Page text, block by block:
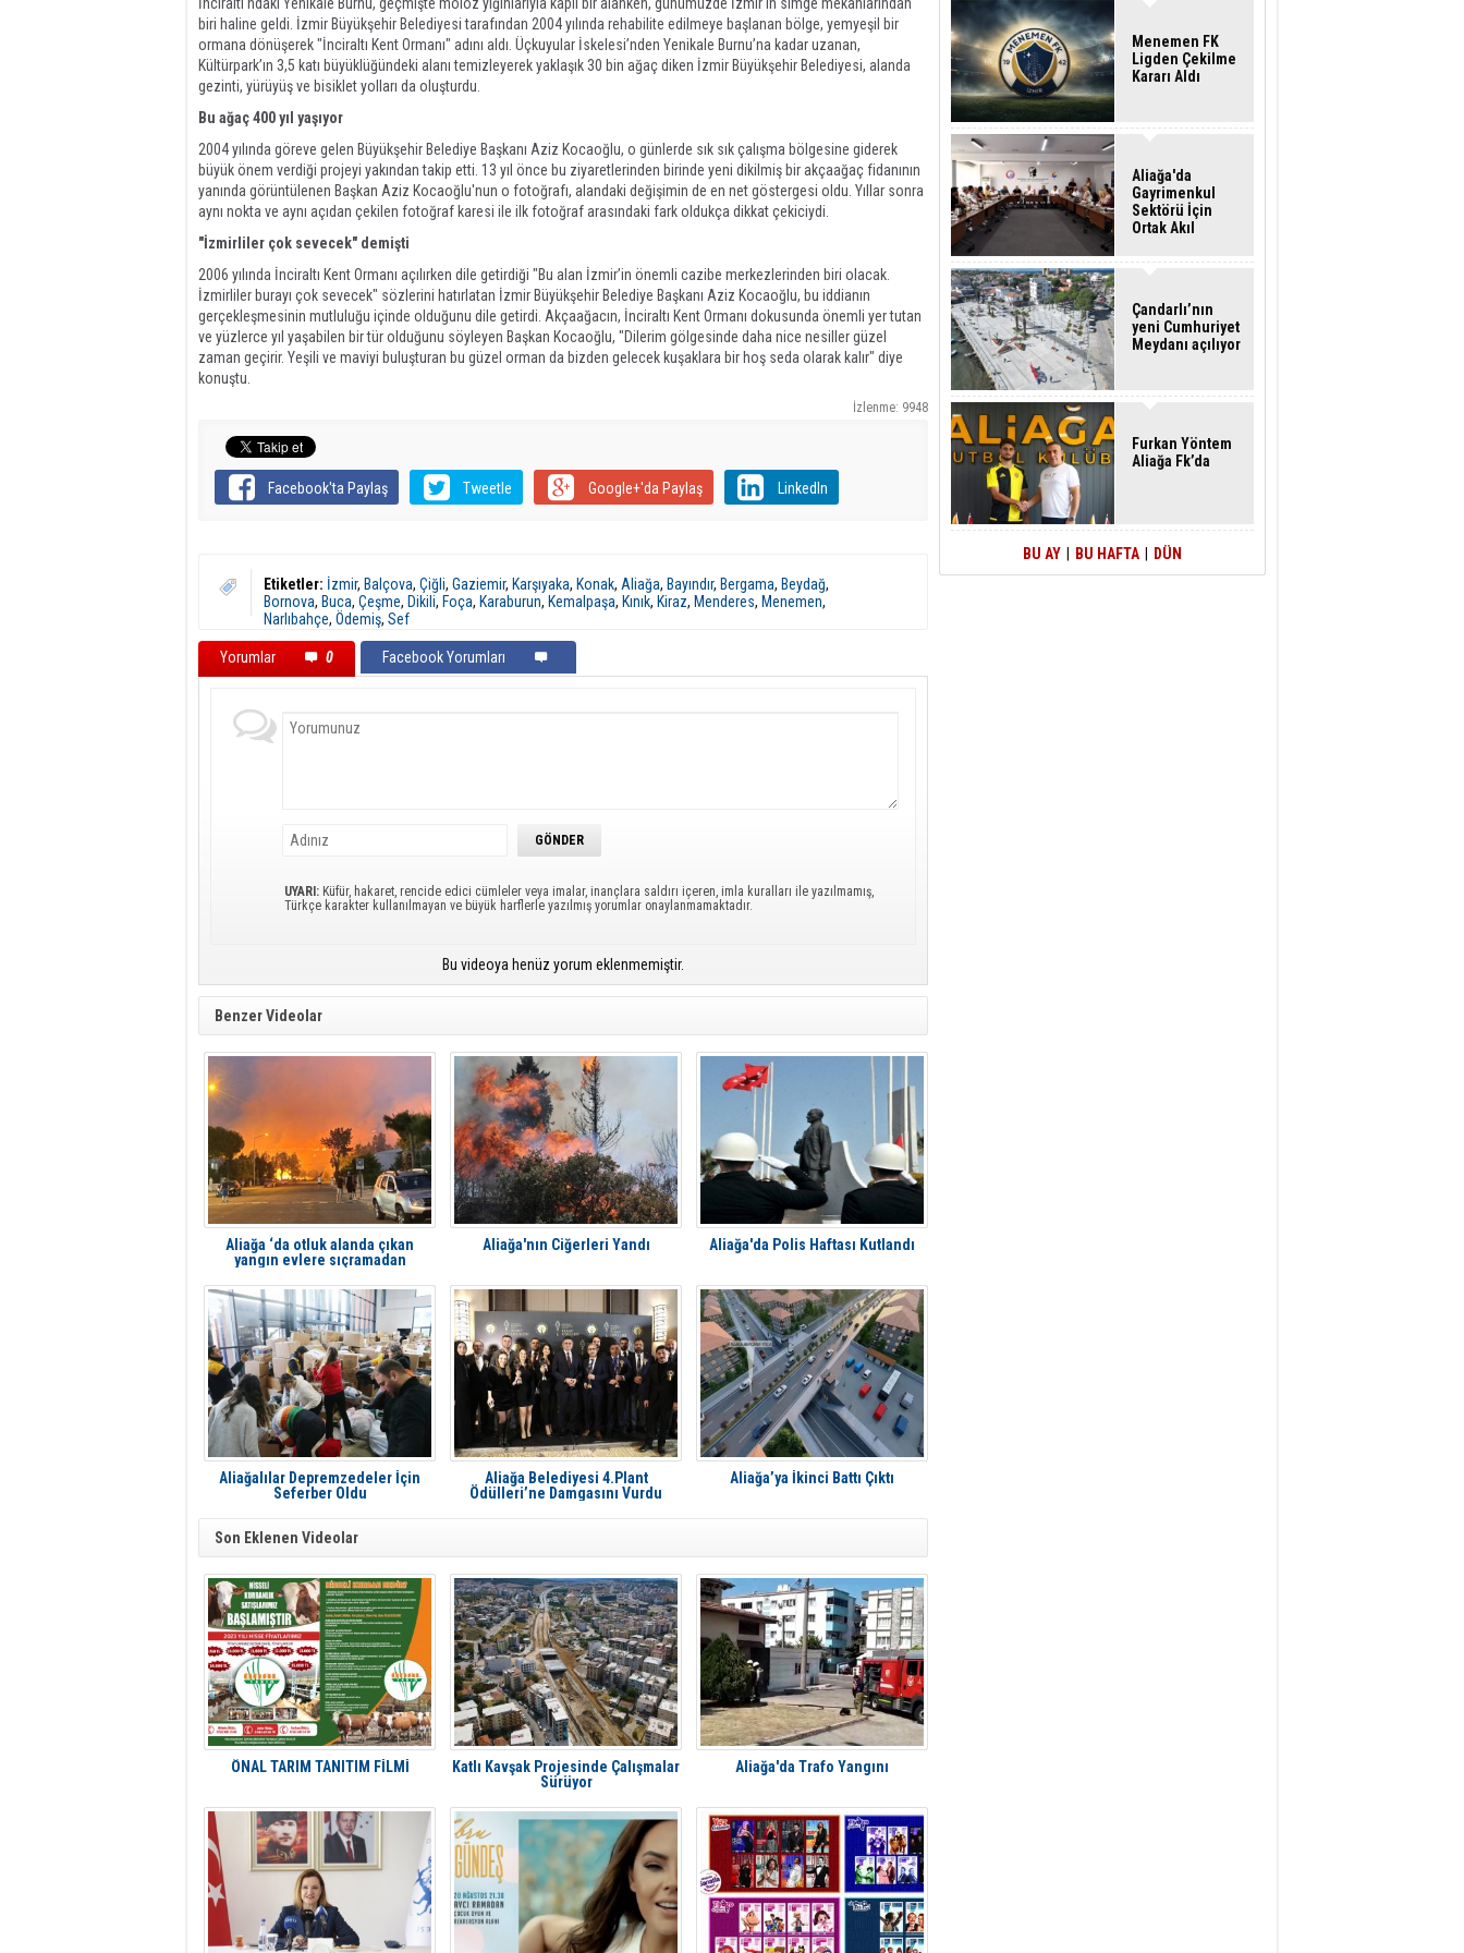
biri haline geldi. İzmir Büyükşehir Belediyesi tarafından 2004 yılında rehabilite edilmeye başlanan bölge, yemyeşil bir
ormana dönüşerek "İnciraltı Kent Ormanı" adını aldı. Üçkuyular İskelesi’nden Yenikale Burnu’na kadar uzanan,
Kültürpark’ın 3,5 katı büyüklüğündeki alanı temizleyerek yaklaşık 30 bin ağaç diken İzmir Büyükşehir Belediyesi, alanda
gezinti, yürüyüş ve bisiklet yolları da oluşturdu.
Bu ağaç 400 yıl yaşıyor
2004 yılında göreve gelen Büyükşehir Belediye Başkanı Aziz Kocaoğlu, o günlerde sık sık çalışma bölgesine giderek
büyük önem verdiği projeyi yakından takip etti. 13 yıl önce bu ziyaretlerinden birinde yeni dikilmiş bir akçaağaç fidanının
yanında görüntülenen Başkan Aziz Kocaoğlu'nun o fotoğrafı, alandaki değişimin de en net göstergesi oldu. Yıllar sonra
aynı nokta ve aynı açıdan çekilen fotoğraf karesi ile ilk fotoğraf arasındaki fark oldukça dikkat çekiciydi.
"İzmirliler çok sevecek" demişti
2006 yılında İnciraltı Kent Ormanı açılırken dile getirdiği "Bu alan İzmir’in önemli cazibe merkezlerinden biri olacak.
İzmirliler burayı çok sevecek" sözlerini hatırlatan İzmir Büyükşehir Belediye Başkanı Aziz Kocaoğlu, bu iddianın
gerçekleşmesinin mutluluğu içinde olduğunu dile getirdi. Akçaağacın, İnciraltı Kent Ormanı dokusunda önemli yer tutan
ve yüzlerce yıl yaşabilen bir tür olduğunu söyleyen Başkan Kocaoğlu, "Dilerim gölgesinde daha nice nesiller güzel
zaman geçirir. Yeşili ve maviyi buluşturan bu güzel orman da bizden gelecek kuşaklara bir hoş seda olarak kalır" diye
konuştu.
İzlenme: 9948
Facebook'ta Paylaş Tweetle Google+'da Paylaş LinkedIn
Etiketler: İzmir, Balçova, Çiğli, Gaziemir, Karşıyaka, Konak, Aliağa, Bayındır, Bergama, Beydağ,
Bornova, Buca, Çeşme, Dikili, Foça, Karaburun, Kemalpaşa, Kınık, Kiraz, Menderes, Menemen,
Narlıbahçe, Ödemiş, Sef
Yorumlar 0 Facebook Yorumları
UYARI: Küfür, hakaret, rencide edici cümleler veya imalar, inançlara saldırı içeren, imla kuralları ile yazılmamış,
Türkçe karakter kullanılmayan ve büyük harflerle yazılmış yorumlar onaylanmamaktadır.
Bu videoya henüz yorum eklenmemiştir.
Benzer Videolar
Aliağa ‘da otluk alanda çıkan
yangın evlere sıçramadan
Aliağa'nın Ciğerleri Yandı Aliağa'da Polis Haftası Kutlandı
Aliağalılar Depremzedeler İçin
Seferber Oldu
Aliağa Belediyesi 4.Plant
Ödülleri’ne Damgasını Vurdu
Aliağa’ya İkinci Battı Çıktı
Son Eklenen Videolar
ÖNAL TARIM TANITIM FİLMİ
Katlı Kavşak Projesinde Çalışmalar
Sürüyor
Aliağa'da Trafo Yangını
Menemen FK
Ligden Çekilme
Kararı Aldı
Aliağa'da
Gayrimenkul
Sektörü İçin
Ortak Akıl
Çandarlı’nın
yeni Cumhuriyet
Meydanı açılıyor
Furkan Yöntem
Aliağa Fk’da
BU AY BU HAFTA DÜN